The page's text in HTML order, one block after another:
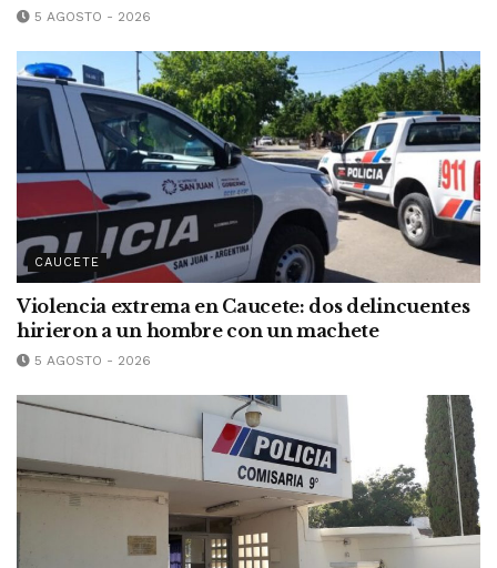
5 AGOSTO - 2026
CAUCETE
Violencia extrema en Caucete: dos delincuentes
hirieron a un hombre con un machete
5 AGOSTO - 2026